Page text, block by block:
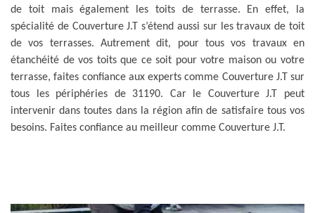
de toit mais également les toits de terrasse. En effet, la
spécialité de Couverture J.T s’étend aussi sur les travaux de toit
de vos terrasses. Autrement dit, pour tous vos travaux en
étanchéité de vos toits que ce soit pour votre maison ou votre
terrasse, faites confiance aux experts comme Couverture J.T sur
tous les périphéries de 31190. Car le Couverture J.T peut
intervenir dans toutes dans la région afin de satisfaire tous vos
besoins. Faites confiance au meilleur comme Couverture J.T.